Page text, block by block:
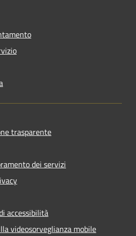
trasparente
dei servizi
accessibilità
videosorveglianza mobile